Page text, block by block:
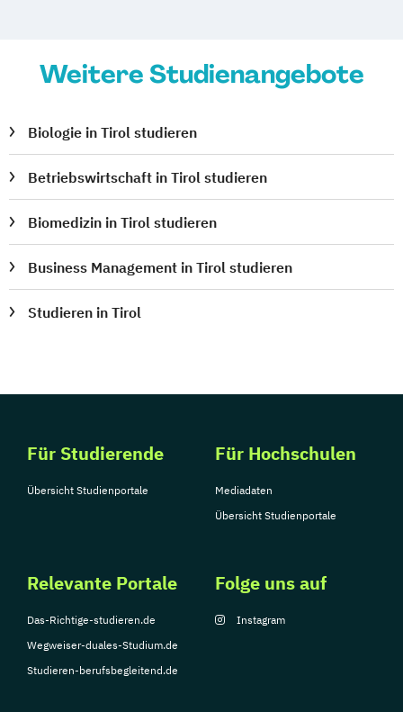
Weitere Studienangebote
Biologie in Tirol studieren
Betriebswirtschaft in Tirol studieren
Biomedizin in Tirol studieren
Business Management in Tirol studieren
Studieren in Tirol
Für Studierende
Übersicht Studienportale
Für Hochschulen
Mediadaten
Übersicht Studienportale
Relevante Portale
Das-Richtige-studieren.de
Wegweiser-duales-Studium.de
Studieren-berufsbegleitend.de
Folge uns auf
Instagram